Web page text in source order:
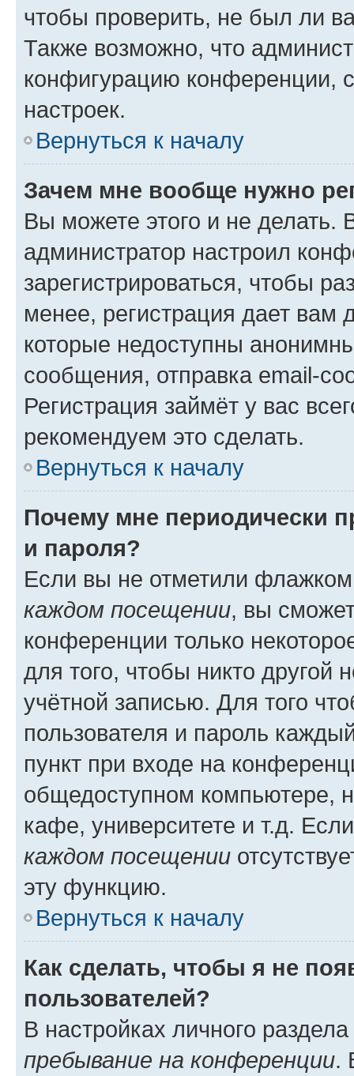
чтобы проверить, не был ли
Также возможно, что
конфигурацию конференции,
настроек.
Вернуться к началу
Зачем мне вообще нужно
Вы можете этого и не делать.
администратор настроил
зарегистрироваться, чтобы
менее, регистрация дает вам
которые недоступны
сообщения, отправка email-
Регистрация займёт у вас
рекомендуем это сделать.
Вернуться к началу
Почему мне периодически
и пароля?
Если вы не отметили
каждом посещении, вы
конференции только
для того, чтобы никто другой
учётной записью. Для того
пользователя и пароль
пункт при входе на
общедоступном компьютере,
кафе, университете и т.д.
каждом посещении
эту функцию.
Вернуться к началу
Как сделать, чтобы я не
пользователей?
В настройках личного
пребывание на конференции.